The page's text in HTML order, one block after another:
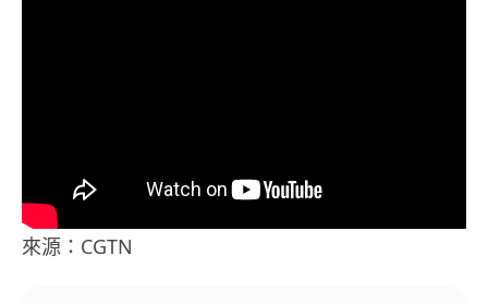
來源：CGTN